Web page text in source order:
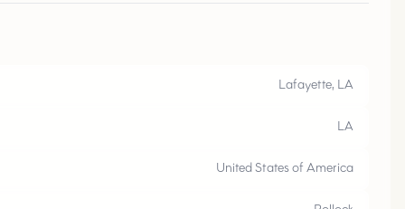
Lafayette, LA
LA
United States of America